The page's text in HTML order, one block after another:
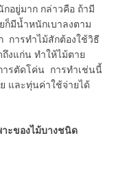
อยู่มาก กล่าวคือ ถ้ามี
มีน้ำหนักเบาลงตาม
การทำไม้สักต้องใช้วิธี
งแก่น ทำให้ไม้ตาย
ารตัดโค่น การทำเช่นนี้
และทุ่นค่าใช้จ่ายได้
ะของไม้บางชนิด